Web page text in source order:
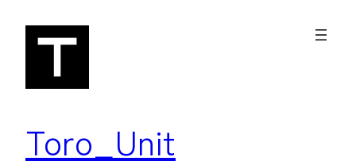
Toro_Unit